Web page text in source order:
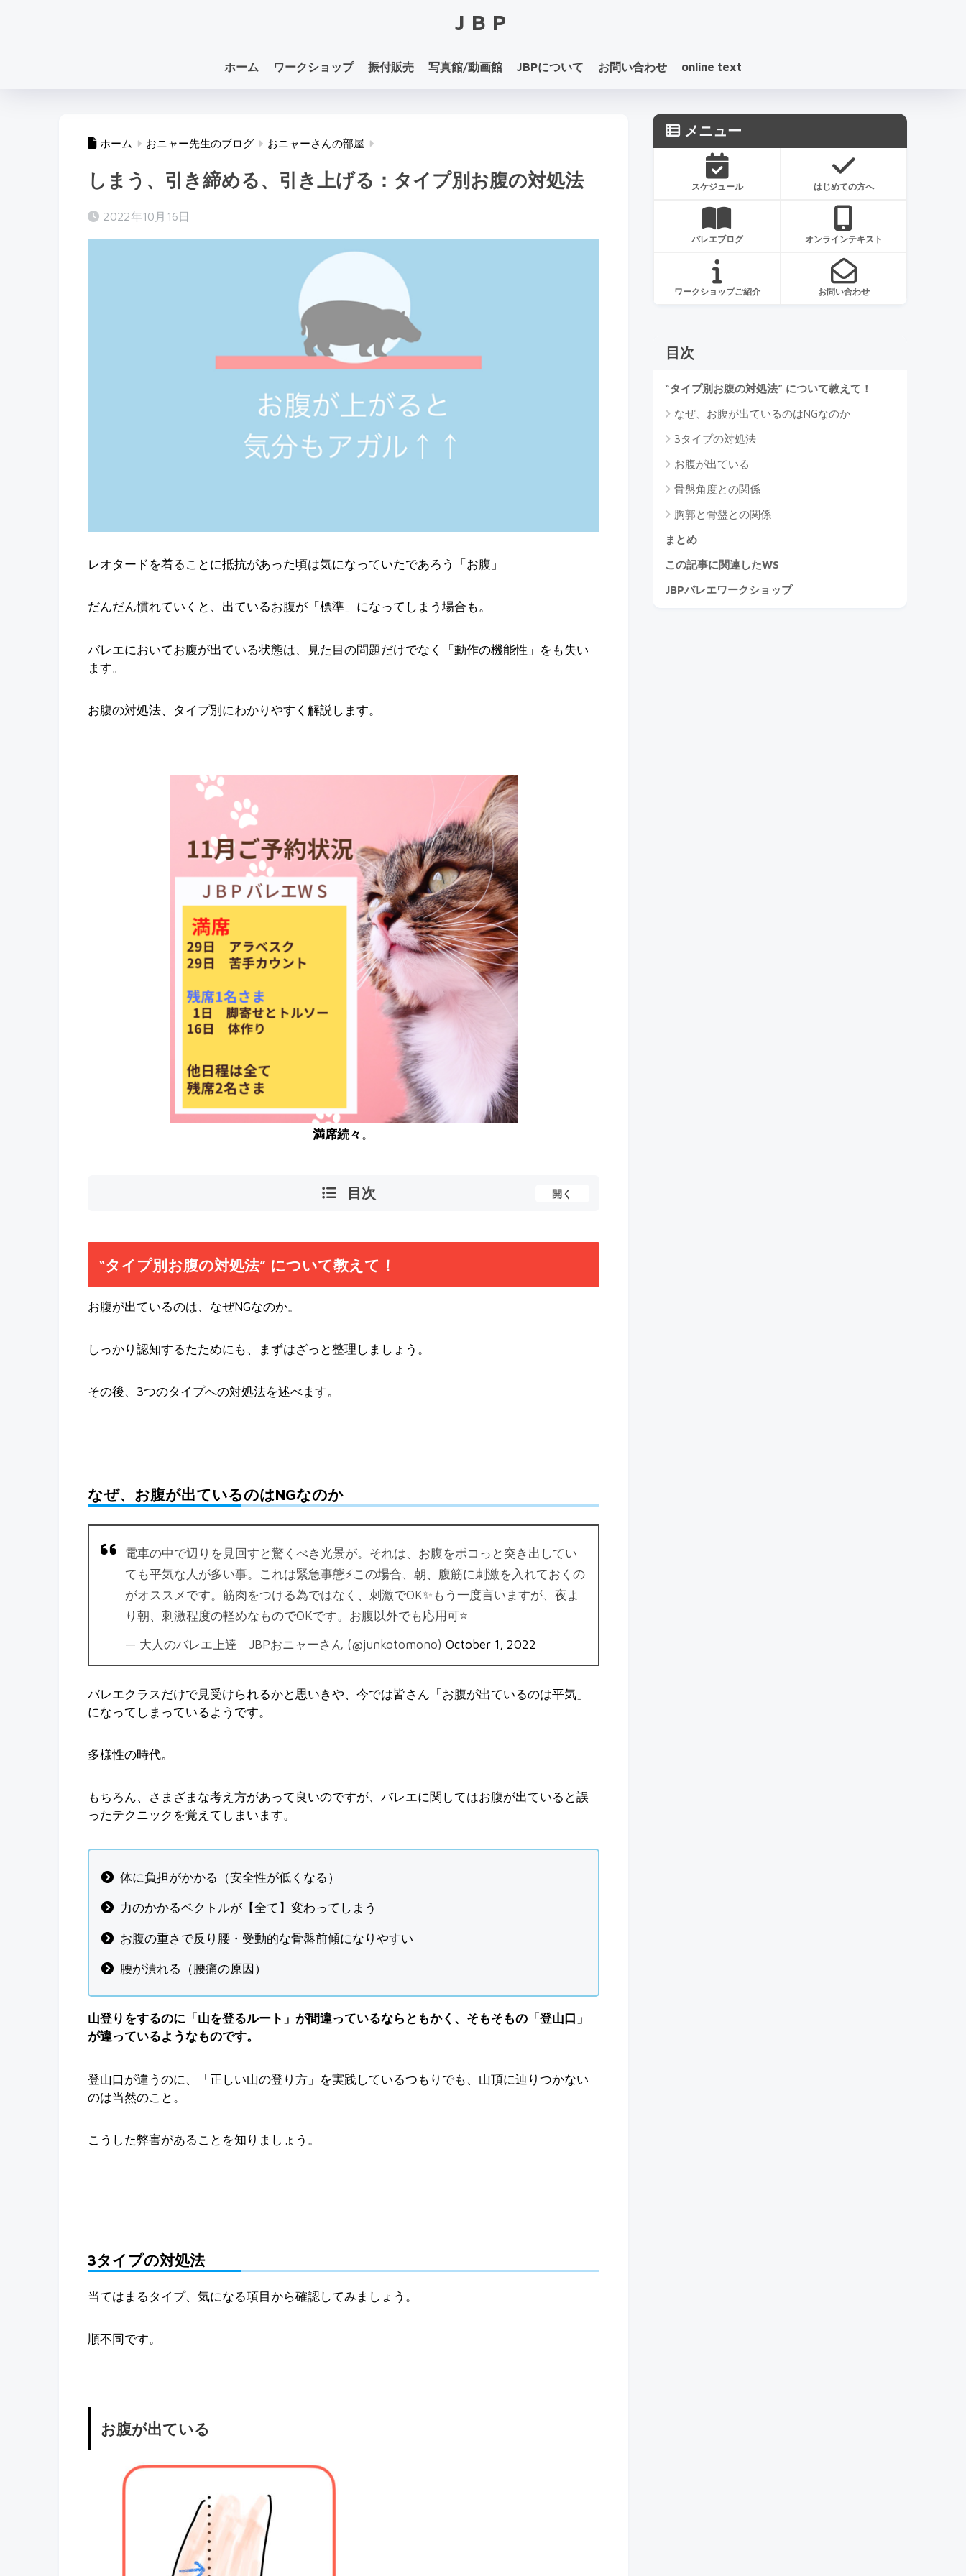
JBP
ホーム ワークショップ 振付販売 写真館/動画館 JBPについて お問い合わせ online text
ホーム おニャー先生のブログ おニャーさんの部屋
しまう、引き締める、引き上げる：タイプ別お腹の対処法
2022年10月16日
レオタードを着ることに抵抗があった頃は気になっていたであろう「お腹」
だんだん慣れていくと、出ているお腹が「標準」になってしまう場合も。
バレエにおいてお腹が出ている状態は、見た目の問題だけでなく「動作の機能性」をも失い
ます。
お腹の対処法、タイプ別にわかりやすく解説します。
満席続々 。
目次 開く
“タイプ別お腹の対処法” について教えて！
お腹が出ているのは、なぜNGなのか。
しっかり認知するたためにも、まずはざっと整理しましょう。
その後、3つのタイプへの対処法を述べます。
なぜ、お腹が出ているのはNGなのか
電車の中で辺りを見回すと驚くべき光景が。それは、お腹をポコっと突き出してい
ても平気な人が多い事。これは緊急事態⚡️この場合、朝、腹筋に刺激を入れておくの
がオススメです。筋肉をつける為ではなく、刺激でOK✨もう一度言いますが、夜よ
り朝、刺激程度の軽めなものでOKです。お腹以外でも応用可⭐️
— 大人のバレエ上達 JBPおニャーさん (@junkotomono) October 1, 2022
バレエクラスだけで見受けられるかと思いきや、今では皆さん「お腹が出ているのは平気」
になってしまっているようです。
多様性の時代。
もちろん、さまざまな考え方があって良いのですが、バレエに関してはお腹が出ていると誤
ったテクニックを覚えてしまいます。
体に負担がかかる（安全性が低くなる）
力のかかるベクトルが【全て】変わってしまう
お腹の重さで反り腰・受動的な骨盤前傾になりやすい
腰が潰れる（腰痛の原因）
山登りをするのに「山を登るルート」が間違っているならともかく、そもそもの「登山口」
が違っているようなものです。
登山口が違うのに、「正しい山の登り方」を実践しているつもりでも、山頂に辿りつかない
のは当然のこと。
こうした弊害があることを知りましょう。
3タイプの対処法
当てはまるタイプ、気になる項目から確認してみましょう。
順不同です。
お腹が出ている
メニュー
スケジュール はじめての方へ
バレエブログ オンラインテキスト
ワークショップご紹介 お問い合わせ
目次
“タイプ別お腹の対処法” について教えて！
なぜ、お腹が出ているのはNGなのか
3タイプの対処法
お腹が出ている
骨盤角度との関係
胸郭と骨盤との関係
まとめ
この記事に関連したWS
JBPバレエワークショップ